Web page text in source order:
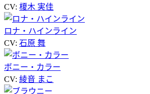
CV: 榎木 実佳
ロナ・ハインライン
CV: 石原 舞
ボニー・カラー
CV: 綾音 まこ